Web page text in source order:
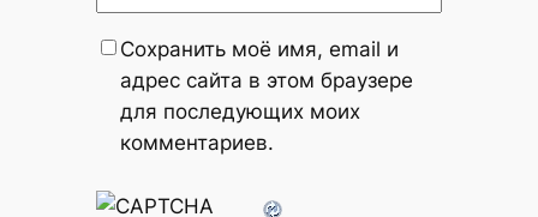
Сохранить моё имя, email и
адрес сайта в этом браузере
для последующих моих
комментариев.